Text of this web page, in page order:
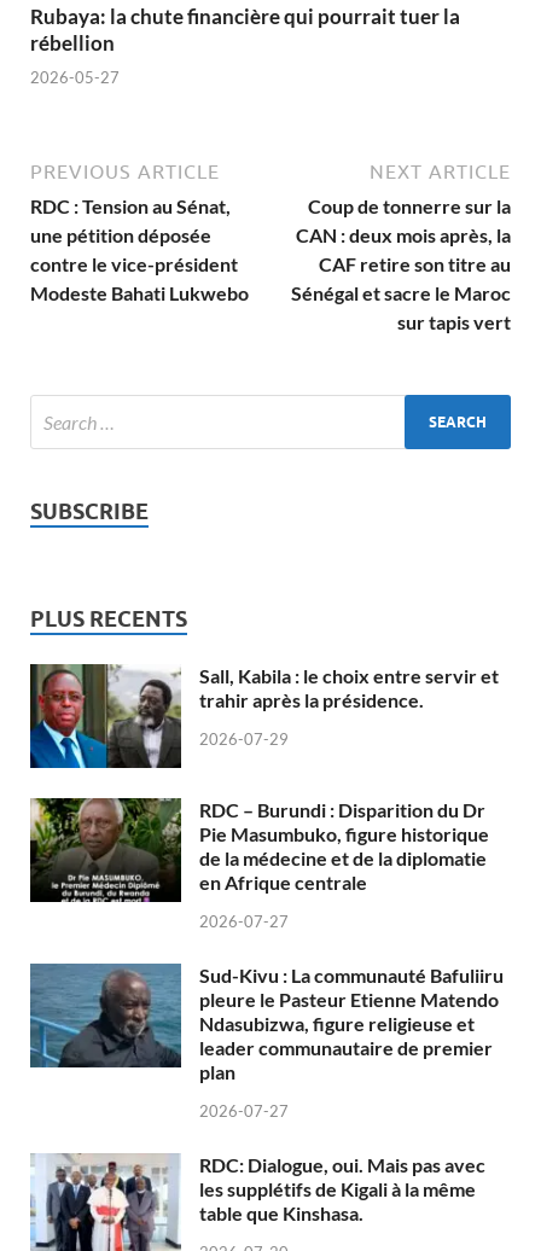
Rubaya: la chute financière qui pourrait tuer la
rébellion
2026-05-27
PREVIOUS ARTICLE
RDC : Tension au Sénat,
une pétition déposée
contre le vice-président
Modeste Bahati Lukwebo
NEXT ARTICLE
Coup de tonnerre sur la
CAN : deux mois après, la
CAF retire son titre au
Sénégal et sacre le Maroc
sur tapis vert
SUBSCRIBE
PLUS RECENTS
Sall, Kabila : le choix entre servir et
trahir après la présidence.
2026-07-29
RDC – Burundi : Disparition du Dr
Pie Masumbuko, figure historique
de la médecine et de la diplomatie
en Afrique centrale
2026-07-27
Sud-Kivu : La communauté Bafuliiru
pleure le Pasteur Etienne Matendo
Ndasubizwa, figure religieuse et
leader communautaire de premier
plan
2026-07-27
RDC: Dialogue, oui. Mais pas avec
les supplétifs de Kigali à la même
table que Kinshasa.